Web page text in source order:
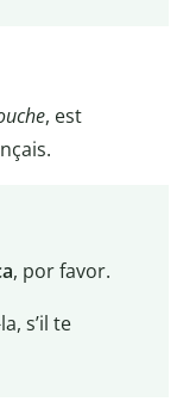
, est
, por favor.
s’il te